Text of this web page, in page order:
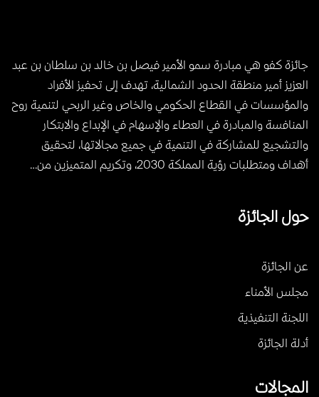
جائزة كفو هي مبادرة سمو الأمير فيصل بن خالد بن سلطان بن عبد
العزيز أمير منطقة الحدود الشمالية، تهدف إلى تحفيز الأفراد
والمؤسسات في القطاع الحكومي والخاص وغير الربحي لتنمية روح
المنافسة والمبادرة في العطاء والإسهام في الإبداع والابتكار
والتشجيع للمشاركة في التنمية في جميع مجالاتها، لتحقيق
أهداف ومتطلبات رؤية المملكة 2030، وتكريم المتميزين من…
حول الجائزة
عن الجائزة
مجلس الأمناء
اللجنة التنفيذية
أدلة الجائزة
المجالات